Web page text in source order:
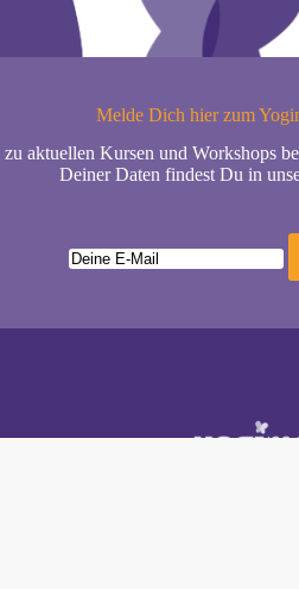
Melde Dich hier zum
aktuellen Kursen und Workshops
Deiner Daten findest Du in